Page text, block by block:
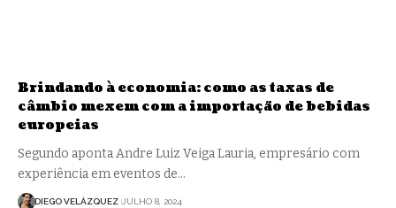
Brindando à economia: como as taxas de
câmbio mexem com a importação de bebidas
europeias
Segundo aponta Andre Luiz Veiga Lauria, empresário com
experiência em eventos de…
DIEGO VELÁZQUEZ JULHO 8, 2024